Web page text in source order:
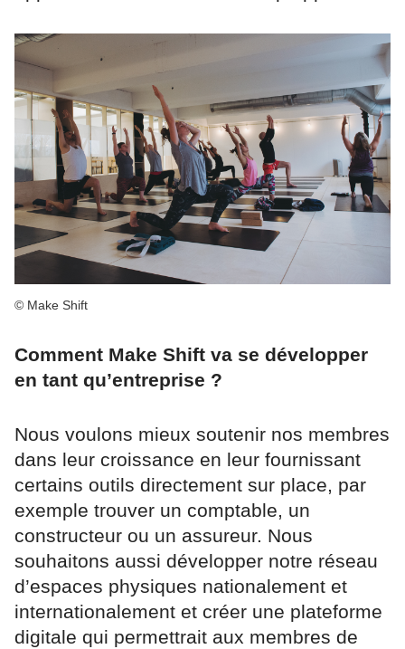
© Make Shift
Comment Make Shift va se développer
en tant qu’entreprise ?
Nous voulons mieux soutenir nos membres
dans leur croissance en leur fournissant
certains outils directement sur place, par
exemple trouver un comptable, un
constructeur ou un assureur. Nous
souhaitons aussi développer notre réseau
d’espaces physiques nationalement et
internationalement et créer une plateforme
digitale qui permettrait aux membres de